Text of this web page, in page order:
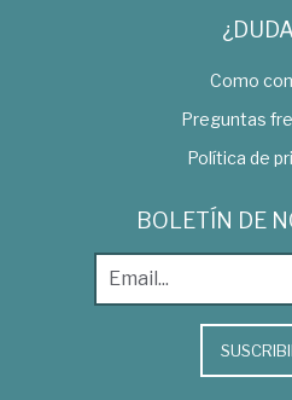
Como
Preguntas
Política de
BOLETÍN DE